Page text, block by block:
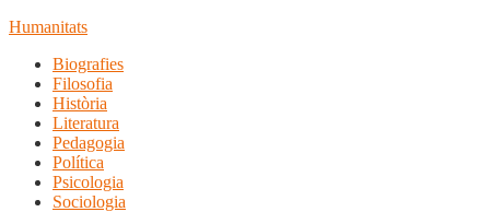
Humanitats
Biografies
Filosofia
Història
Literatura
Pedagogia
Política
Psicologia
Sociologia